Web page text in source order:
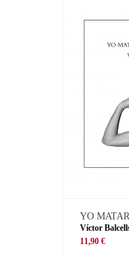
YO
Víctor
11,90 €